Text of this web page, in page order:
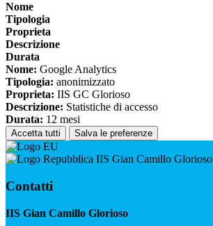
Nome
Tipologia
Proprieta
Descrizione
Durata
Nome: Google Analytics
Tipologia: anonimizzato
Proprieta: IIS GC Glorioso
Descrizione: Statistiche di accesso
Durata: 12 mesi
Accetta tutti Salva le preferenze
IIS Gian Camillo Glorioso
Contatti
IIS Gian Camillo Glorioso